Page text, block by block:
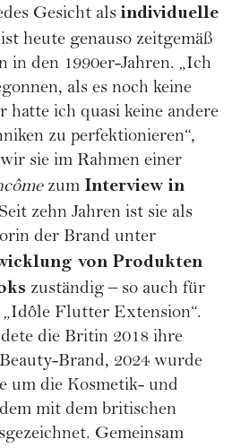
Gesicht als individuelle
heute genauso zeitgemäß
in den 1990er-Jahren. „Ich
als es noch keine
hatte ich quasi keine andere
zu perfektionieren“,
sie im Rahmen einer
zum Interview in
zehn Jahren ist sie als
der Brand unter
von Produkten
zuständig – so auch für
Flutter Extension“.
die Britin 2018 ihre
Brand, 2024 wurde
um die Kosmetik- und
mit dem britischen
Gemeinsam